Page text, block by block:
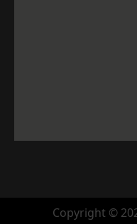
Copyright ©